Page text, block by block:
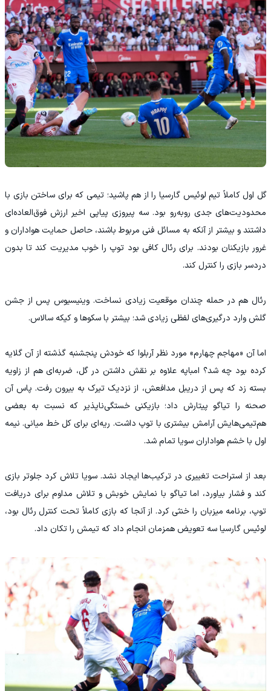
گل اول کاملاً تیم لوئیس گارسیا را از هم پاشید؛ تیمی که برای ساختن بازی با
محدودیت‌های جدی روبه‌رو بود. سه پیروزی پیاپی اخیر ارزش فوق‌العاده‌ای
داشتند و بیشتر از آنکه به مسائل فنی مربوط باشند، حاصل حمایت هواداران و
غرور بازیکنان بودند. برای رئال کافی بود توپ را خوب مدیریت کند تا بدون
دردسر بازی را کنترل کند.
رئال هم در حمله چندان موقعیت زیادی نساخت. وینیسیوس پس از جشن
گلش وارد درگیری‌های لفظی زیادی شد؛ بیشتر با سکوها و کیکه سالاس.
اما آن «مهاجم چهارم» مورد نظر آربلوا که خودش پنجشنبه گذشته از آن گلایه
کرده بود چه شد؟ امباپه علاوه بر نقش داشتن در گل، ضربه‌ای هم از زاویه
بسته زد که پس از دریبل مدافعش، از نزدیک تیرک به بیرون رفت. پاس آن
صحنه را تیاگو پیتارش داد؛ بازیکنی خستگی‌ناپذیر که نسبت به بعضی
هم‌تیمی‌هایش آرامش بیشتری با توپ داشت. ریه‌ای برای کل خط میانی. نیمه
اول با خشم هواداران سویا تمام شد.
بعد از استراحت تغییری در ترکیب‌ها ایجاد نشد. سویا تلاش کرد جلوتر بازی
کند و فشار بیاورد، اما تیاگو با نمایش خوبش و تلاش مداوم برای دریافت
توپ، برنامه میزبان را خنثی کرد. از آنجا که بازی کاملاً تحت کنترل رئال بود،
لوئیس گارسیا سه تعویض همزمان انجام داد که تیمش را تکان داد.